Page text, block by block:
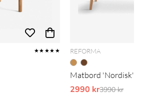
★★★★★ REFORMA
Matbord 'Nordisk'
2990 krOrdinarie
3990 kr